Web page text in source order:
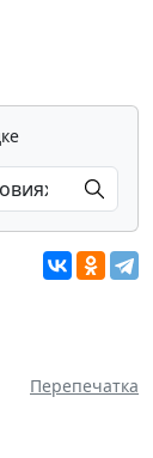
Перепечатка